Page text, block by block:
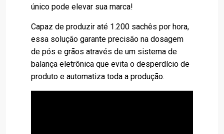
único pode elevar sua marca!
Capaz de produzir até 1.200 sachês por hora,
essa solução garante precisão na dosagem
de pós e grãos através de um sistema de
balança eletrônica que evita o desperdício de
produto e automatiza toda a produção.